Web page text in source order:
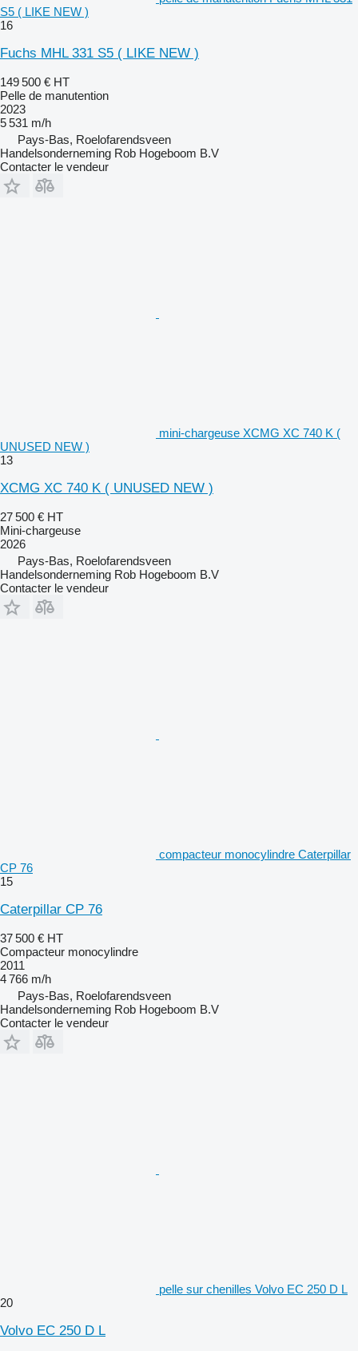
S5 ( LIKE NEW )
16
Fuchs MHL 331 S5 ( LIKE NEW )
149 500 € HT
Pelle de manutention
2023
5 531 m/h
Pays-Bas, Roelofarendsveen
Handelsonderneming Rob Hogeboom B.V
Contacter le vendeur
mini-chargeuse XCMG XC 740 K (
UNUSED NEW )
13
XCMG XC 740 K ( UNUSED NEW )
27 500 € HT
Mini-chargeuse
2026
Pays-Bas, Roelofarendsveen
Handelsonderneming Rob Hogeboom B.V
Contacter le vendeur
compacteur monocylindre Caterpillar
CP 76
15
Caterpillar CP 76
37 500 € HT
Compacteur monocylindre
2011
4 766 m/h
Pays-Bas, Roelofarendsveen
Handelsonderneming Rob Hogeboom B.V
Contacter le vendeur
pelle sur chenilles Volvo EC 250 D L
20
Volvo EC 250 D L